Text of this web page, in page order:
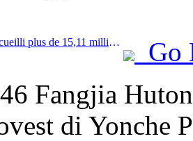
Prev:Shanghai a accueilli plus de 15,11 millions de visiteurs au cours des quatre premiers jours des vacances de la mi-automne et de la fête nationale, soit une augmentation de plus de 20 % par rapport à l'année précédente.
Go
Fangjia
di Yonche